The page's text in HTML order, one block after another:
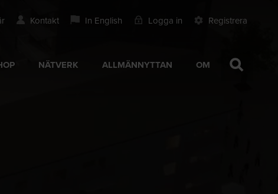
Kontakt In English Logga in Registrera
NÄTVERK ALLMÄNNYTTAN OM